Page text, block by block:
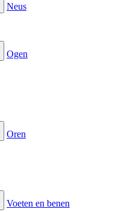
Neus
Ogen
Oren
Voeten en benen